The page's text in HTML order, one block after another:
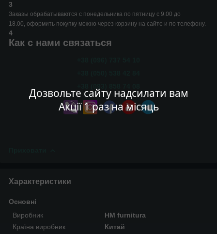
Дозвольте сайту надсилати вам
Акції 1 раз на місяць
3
Заказы обрабатываются с понедельника по пятницу с 9.00 до
18.00, оформить покупку можно через корзину на сайте и по телефону.
4
Как с нами связаться
Характеристики
Основні
Виробник
HM furnitura
Країна виробник
Китай